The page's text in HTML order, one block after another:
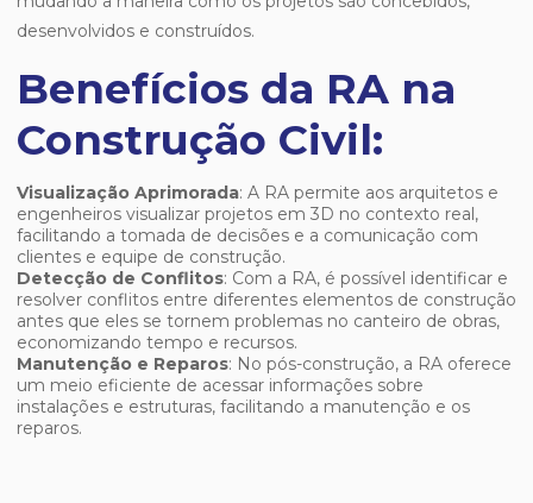
desenvolvidos e construídos.
Benefícios da RA na
Construção Civil:
Visualização Aprimorada: A RA permite aos arquitetos e
engenheiros visualizar projetos em 3D no contexto real,
facilitando a tomada de decisões e a comunicação com
clientes e equipe de construção.
Detecção de Conflitos: Com a RA, é possível identificar e
resolver conflitos entre diferentes elementos de construção
antes que eles se tornem problemas no canteiro de obras,
economizando tempo e recursos.
Manutenção e Reparos: No pós-construção, a RA oferece
um meio eficiente de acessar informações sobre
instalações e estruturas, facilitando a manutenção e os
reparos.